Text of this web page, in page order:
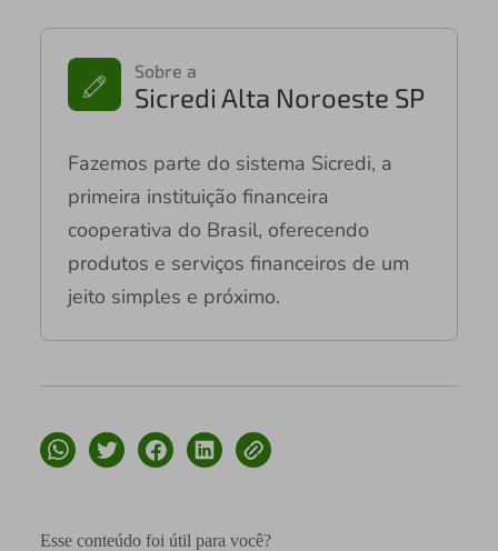
Sobre a
Sicredi Alta Noroeste SP
Fazemos parte do sistema Sicredi, a
primeira instituição financeira
cooperativa do Brasil, oferecendo
produtos e serviços financeiros de um
jeito simples e próximo.
Esse conteúdo foi útil para você?